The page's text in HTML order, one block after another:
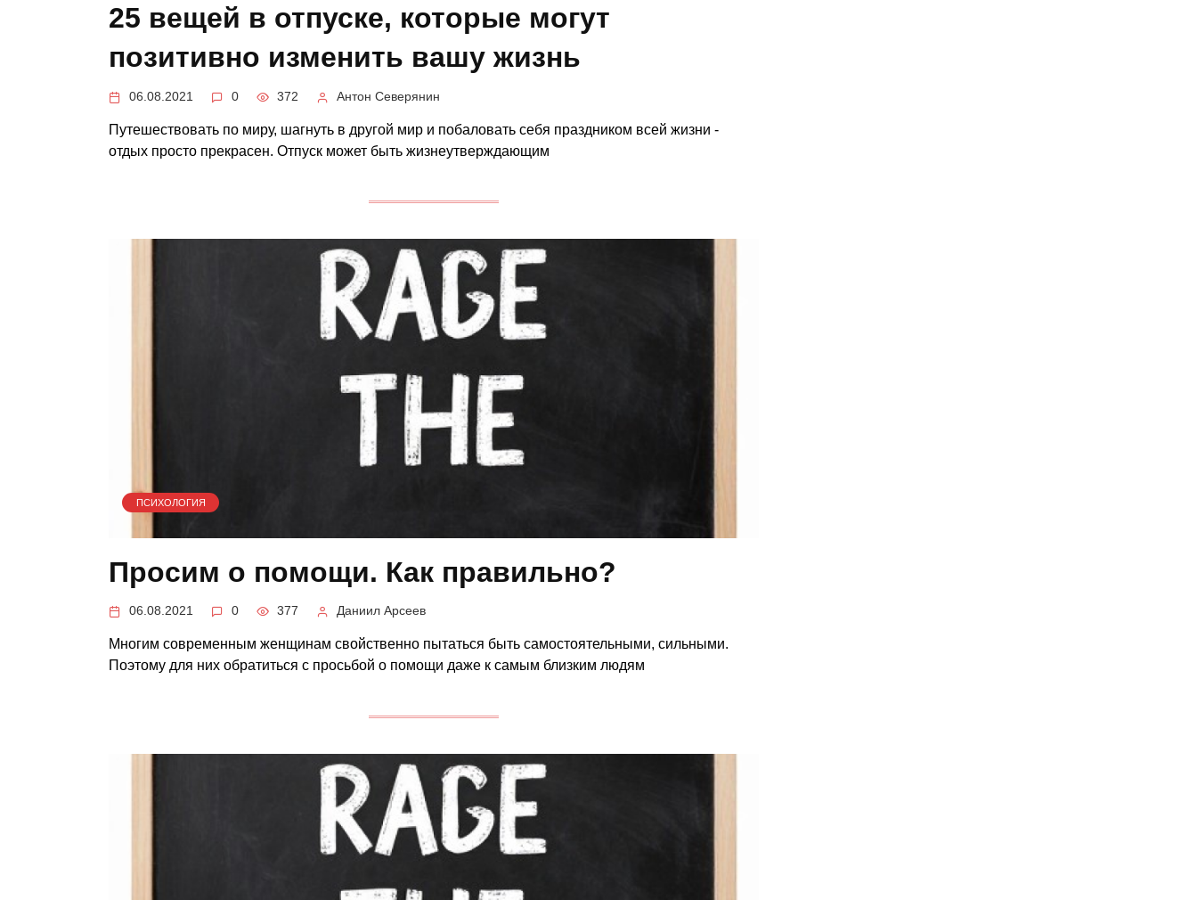
25 вещей в отпуске, которые могут
позитивно изменить вашу жизнь
06.08.2021 0 372 Антон Северянин
Путешествовать по миру, шагнуть в другой мир и побаловать себя праздником всей жизни -
отдых просто прекрасен. Отпуск может быть жизнеутверждающим
ПСИХОЛОГИЯ
Просим о помощи. Как правильно?
06.08.2021 0 377 Даниил Арсеев
Многим современным женщинам свойственно пытаться быть самостоятельными, сильными.
Поэтому для них обратиться с просьбой о помощи даже к самым близким людям